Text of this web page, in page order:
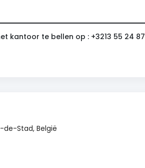
kantoor te bellen op : +3213 55 24 87
de-Stad, België